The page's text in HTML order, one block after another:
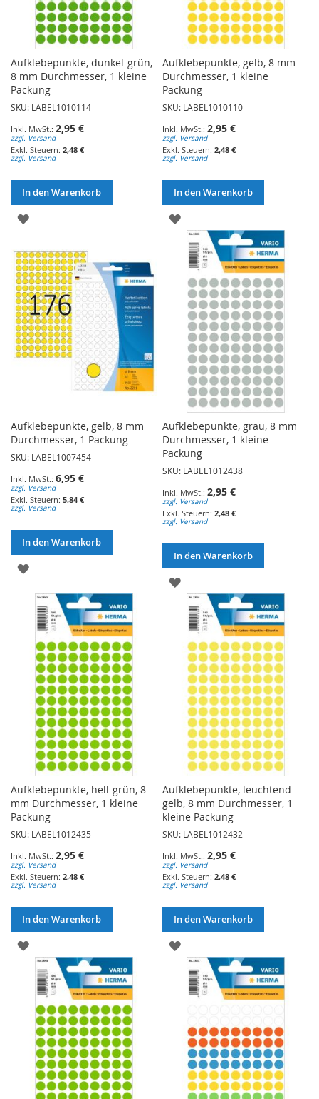
Aufklebepunkte, dunkel-grün,
8 mm Durchmesser, 1 kleine
Packung
SKU: LABEL1010114
2,95 €
zzgl. Versand
2,48 €
zzgl. Versand
In den Warenkorb
ZUR
HINZUFÜGEN
Aufklebepunkte, gelb, 8 mm
Durchmesser, 1 kleine
Packung
SKU: LABEL1010110
2,95 €
zzgl. Versand
2,48 €
zzgl. Versand
In den Warenkorb
ZUR
WUNSCHLISTE
HINZUFÜGEN
Aufklebepunkte, gelb, 8 mm
Durchmesser, 1 Packung
SKU: LABEL1007454
6,95 €
zzgl. Versand
5,84 €
zzgl. Versand
In den Warenkorb
ZUR
WUNSCHLISTE
HINZUFÜGEN
Aufklebepunkte, grau, 8 mm
Durchmesser, 1 kleine
Packung
SKU: LABEL1012438
2,95 €
zzgl. Versand
2,48 €
zzgl. Versand
In den Warenkorb
ZUR
WUNSCHLISTE
HINZUFÜGEN
Aufklebepunkte, hell-grün, 8
mm Durchmesser, 1 kleine
Packung
SKU: LABEL1012435
2,95 €
zzgl. Versand
2,48 €
zzgl. Versand
In den Warenkorb
ZUR
WUNSCHLISTE
HINZUFÜGEN
Aufklebepunkte, leuchtend-
gelb, 8 mm Durchmesser, 1
kleine Packung
SKU: LABEL1012432
2,95 €
zzgl. Versand
2,48 €
zzgl. Versand
In den Warenkorb
ZUR
WUNSCHLISTE
HINZUFÜGEN